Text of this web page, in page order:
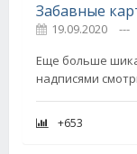
19.09.2020 ---
Еще больше
надписями
+653